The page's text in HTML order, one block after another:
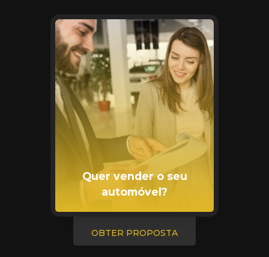
Quer vender o seu
automóvel?
OBTER PROPOSTA